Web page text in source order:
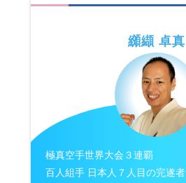
纐纈 卓真
極真空手世界大会３連覇
百人組手 日本人７人目の完遂者